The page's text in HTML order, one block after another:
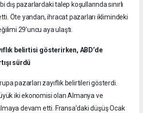
dış pazarlardaki talep koşullarında sınırlı
Öte yandan, ihracat pazarları iklimindeki
29’uncu aya ulaştı.
belirtisi gösterirken, ABD’de
sürdü
pazarları zayıflık belirtileri gösterdi.
iki ekonomisi olan Almanya ve
devam etti. Fransa’daki düşüş Ocak